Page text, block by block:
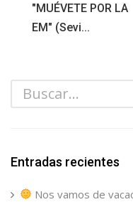
"MUÉVETE POR LA
EM" (Sevi...
Entradas recientes
Nos vamos de